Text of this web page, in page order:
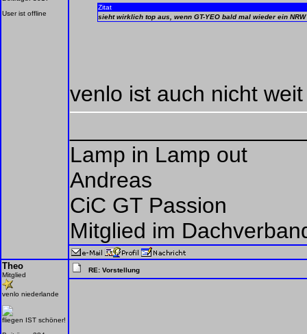
User ist offline
Zitat
sieht wirklich top aus, wenn GT-YEO bald mal wieder ein
venlo ist auch nicht
Lamp in Lamp out
Andreas
CiC GT Passion
Mitglied im
Theo
Mitglied
venlo niederlande
fliegen IST schöner!
RE: Vorstellung